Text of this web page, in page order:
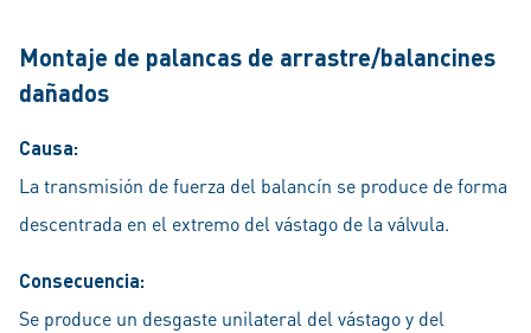
Montaje de palancas de arrastre/balancines
dañados
Causa:
La transmisión de fuerza del balancín se produce de forma
descentrada en el extremo del vástago de la válvula.
Consecuencia:
Se produce un desgaste unilateral del vástago y del